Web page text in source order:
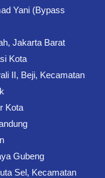
Yani (Bypass
Jakarta Barat
Kota
II, Beji, Kecamatan
Kota
Gubeng
Sel, Kecamatan